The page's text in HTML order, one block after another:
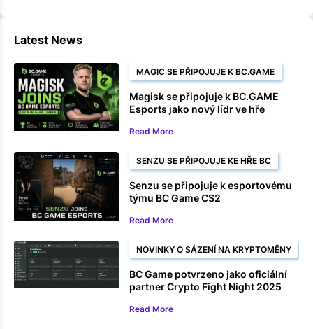
Latest News
MAGIC SE PŘIPOJUJE K BC.GAME
Magisk se připojuje k BC.GAME
Esports jako nový lídr ve hře
Read More
SENZU SE PŘIPOJUJE KE HŘE BC
Senzu se připojuje k esportovému
týmu BC Game CS2
Read More
NOVINKY O SÁZENÍ NA KRYPTOMĚNY
BC Game potvrzeno jako oficiální
partner Crypto Fight Night 2025
Read More